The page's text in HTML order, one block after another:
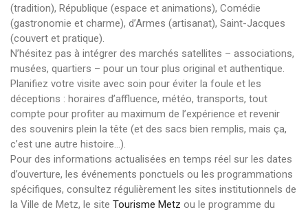
(tradition), République (espace et animations), Comédie
(gastronomie et charme), d’Armes (artisanat), Saint-Jacques
(couvert et pratique).
N’hésitez pas à intégrer des marchés satellites – associations,
musées, quartiers – pour un tour plus original et authentique.
Planifiez votre visite avec soin pour éviter la foule et les
déceptions : horaires d’affluence, météo, transports, tout
compte pour profiter au maximum de l’expérience et revenir
des souvenirs plein la tête (et des sacs bien remplis, mais ça,
c’est une autre histoire…).
Pour des informations actualisées en temps réel sur les dates
d’ouverture, les événements ponctuels ou les programmations
spécifiques, consultez régulièrement les sites institutionnels de
la Ville de Metz, le site Tourisme Metz ou le programme du